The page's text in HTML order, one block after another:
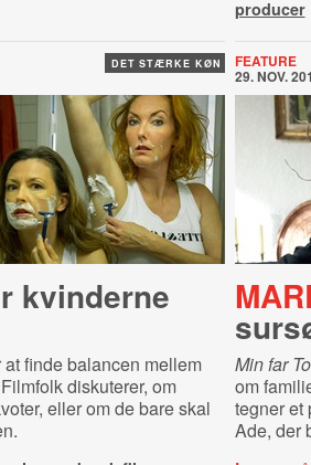
producer
DET STÆRKE KØN
kvinderne
finde balancen mellem
diskuterer, om
eller om de bare skal
FEATURE
29. NOV.
Min far
om
tegner et
Ade, der